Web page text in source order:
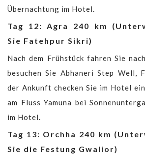
Übernachtung im Hotel.
Tag 12: Agra 240 km
Sie Fatehpur Sikri)
Nach dem Frühstück fahren Sie
besuchen Sie Abhaneri Step Well,
der Ankunft checken Sie im Hotel
am Fluss Yamuna bei
im Hotel.
Tag 13: Orchha 240 km
Sie die Festung Gwalior)